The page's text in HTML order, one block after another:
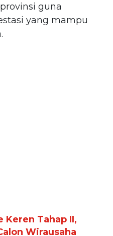
guna
yang mampu
Keren Tahap II,
Wirausaha